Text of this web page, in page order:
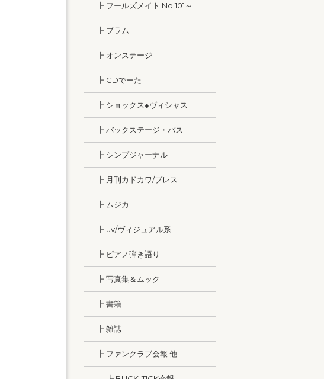
┣ フールズメイト No.101～
┣ プラム
┣ オンステージ
┣ CDでーた
┣ ショックス●ヴィシャス
┣ バックステージ・パス
┣ シンプジャーナル
┣ 月刊カドカワ/ブレス
┣ ムジカ
┣ uv/ヴィジュアル系
┣ ピアノ弾き語り
┣ 写真集＆ムック
┣ 書籍
┣ 雑誌
┣ ファンクラブ会報 他